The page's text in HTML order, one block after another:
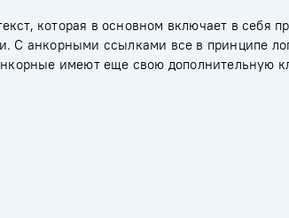
которая в основном включает в себя
С анкорными ссылками все в принципе
имеют еще свою дополнительную